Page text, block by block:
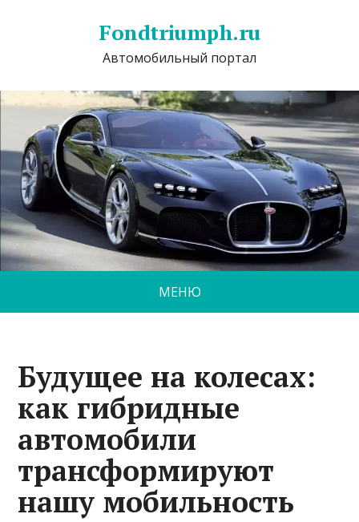
Fondtriumph.ru
Автомобильный портал
МЕНЮ
Будущее на колесах:
как гибридные
автомобили
трансформируют
нашу мобильность